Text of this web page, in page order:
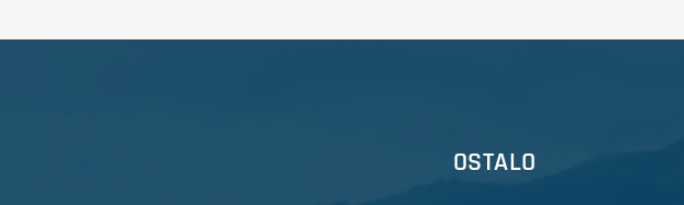
OSTALO